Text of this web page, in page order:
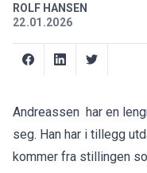
ROLF HANSEN
22.01.2026
Andreassen har en
seg. Han har i tillegg
kommer fra stillingen